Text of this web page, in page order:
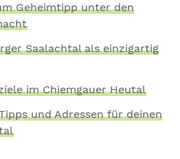
Geheimtipp unter den
Saalachtal als einzigartig
im Chiemgauer Heutal
und Adressen für deinen